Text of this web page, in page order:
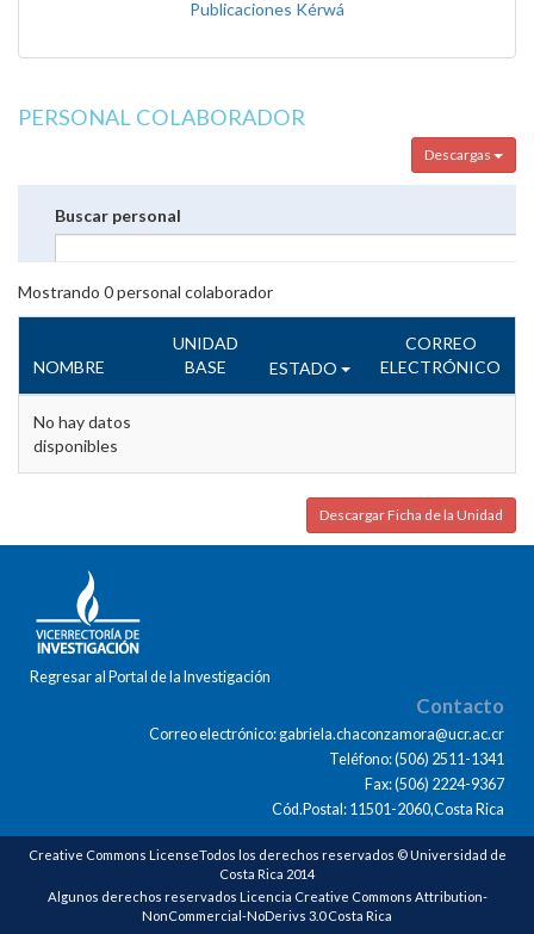
Publicaciones Kérwá
PERSONAL COLABORADOR
Descargas
Buscar personal
Mostrando 0personal colaborador
NOMBRE
UNIDAD
BASE
ESTADO
CORREO
ELECTRÓNICO
No hay datos
disponibles
Descargar Ficha de la Unidad
Regresar al Portal de la Investigación
Contacto
Correo electrónico: gabriela.chaconzamora@ucr.ac.cr
Teléfono: (506) 2511-1341
Fax: (506) 2224-9367
Cód.Postal: 11501-2060,Costa Rica
Creative Commons LicenseTodos los derechos reservados © Universidad de
Costa Rica 2014
Algunos derechos reservados Licencia Creative Commons Attribution-
NonCommercial-NoDerivs 3.0 Costa Rica